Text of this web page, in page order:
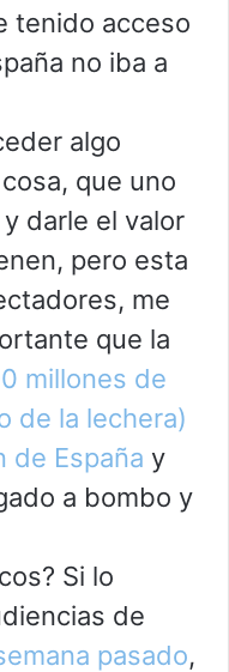
tenido acceso
no iba a
algo
que uno
darle el valor
pero esta
me
que la
millones de
de la lechera)
de España y
a bombo y
Si lo
de
pasado,